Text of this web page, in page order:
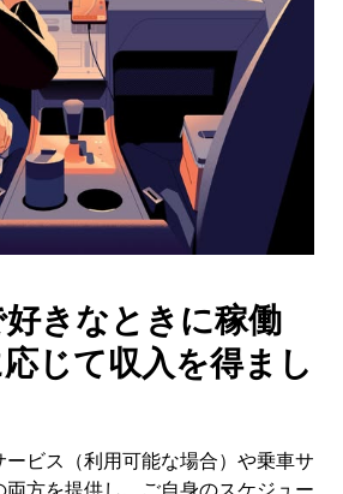
きなときに稼働
じて収入を得まし
ービス（利用可能な場合）や乗車サ